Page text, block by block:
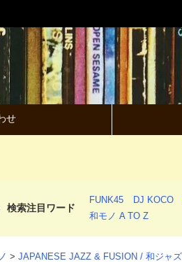
せ
検索注目ワード
FUNK45 DJ KOCO
和モノ A TO Z
> JAPANESE JAZZ & FUSION / 和ジャズ